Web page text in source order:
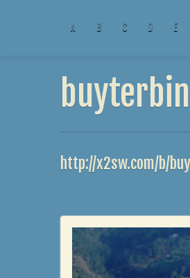
A B C D E
http://x2sw.com/b/